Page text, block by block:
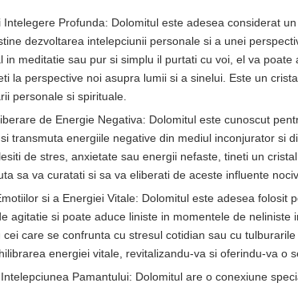
Intelegere Profunda: Dolomitul este adesea considerat
dezvoltarea intelepciunii personale si a unei
in meditatie sau pur si simplu il purtati cu voi, el va
la perspective noi asupra lumii si a sinelui. Este un
personale si spirituale.
de Energie Negativa: Dolomitul este cunoscut
transmuta energiile negative din mediul inconjurator si
de stres, anxietate sau energii nefaste, tineti un
sa va curatati si sa va eliberati de aceste influente
si a Energiei Vitale: Dolomitul este adesea folosit
agitatie si poate aduce liniste in momentele de neliniste
cei care se confrunta cu stresul cotidian sau cu
energiei vitale, revitalizandu-va si oferindu-va o
Pamantului: Dolomitul are o conexiune